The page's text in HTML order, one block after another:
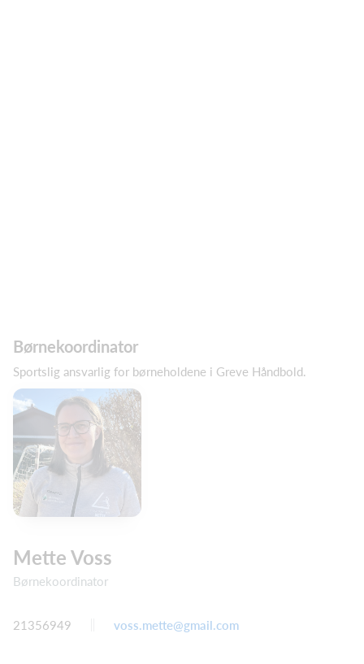
Børnekoordinator
Sportslig ansvarlig for børneholdene i Greve Håndbold.
Mette Voss
Børnekoordinator
21356949 voss.mette@gmail.com